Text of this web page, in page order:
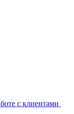
с клиентами